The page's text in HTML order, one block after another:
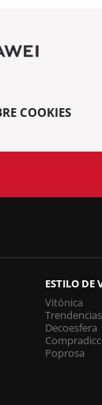
COOKIES
ESTILO DE
Vitónica
Trendencias
Decoesfera
Poprosa